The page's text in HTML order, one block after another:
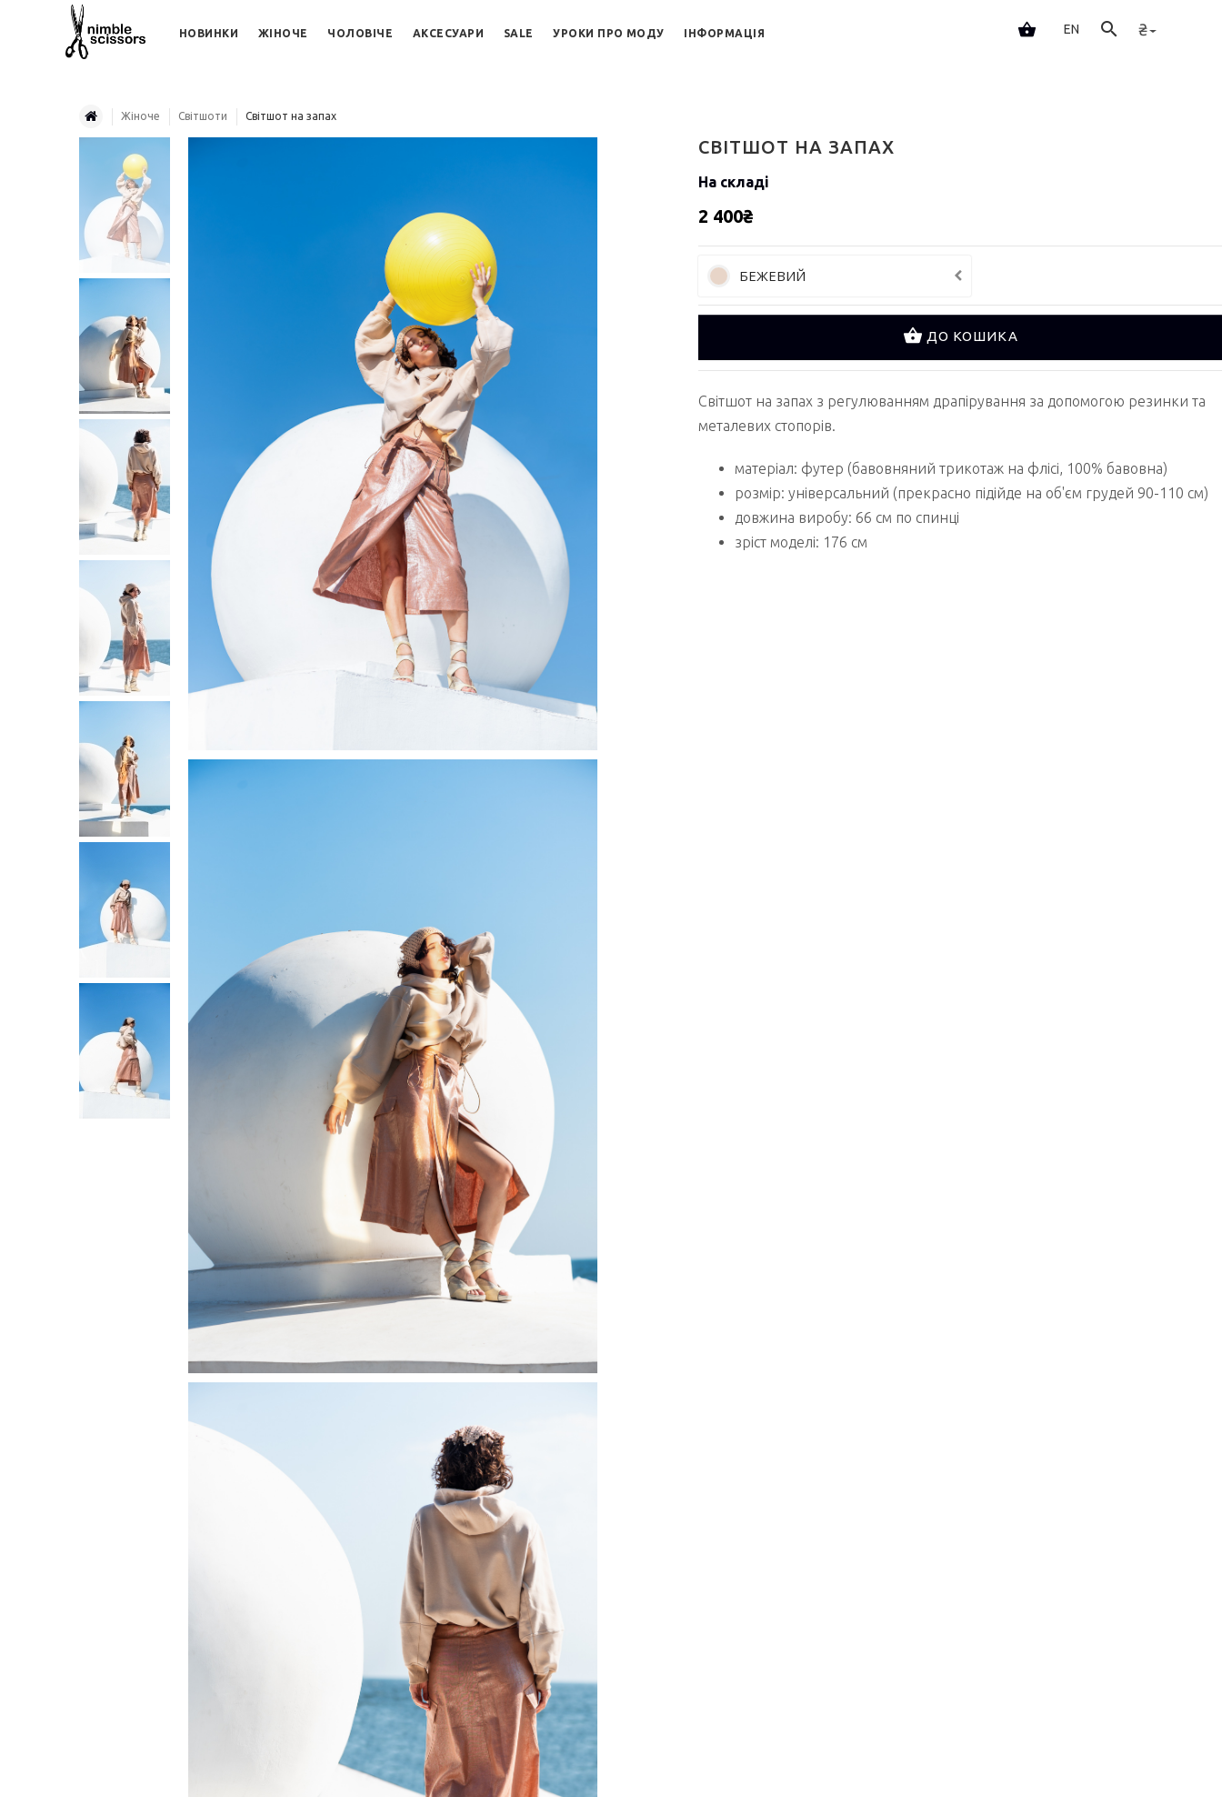
НОВИНКИ ЖІНОЧЕ ЧОЛОВІЧЕ АКСЕСУАРИ SALE УРОКИ ПРО МОДУ ІНФОРМАЦІЯ ₴
EN
Жіноче Світшоти Світшот на запах
СВІТШОТ НА ЗАПАХ
На складі
2 400₴
БЕЖЕВИЙ
ДО КОШИКА
Світшот на запах з регулюванням драпірування за допомогою резинки та
металевих стопорів.
матеріал: футер (бавовняний трикотаж на флісі, 100% бавовна)
розмір: універсальний (прекрасно підійде на об'єм грудей 90-110 см)
довжина виробу: 66 см по спинці
зріст моделі: 176 см